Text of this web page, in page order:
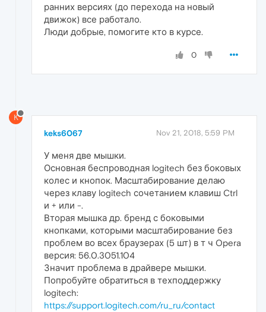
ранних версиях (до перехода на новый
движок) все работало.
Люди добрые, помогите кто в курсе.
0
K
keks6067 Nov 21, 2018, 5:59 PM
У меня две мышки.
Основная беспроводная logitech без боковых
колес и кнопок. Масштабирование делаю
через клаву logitech сочетанием клавиш Ctrl
и + или -.
Вторая мышка др. бренд с боковыми
кнопками, которыми масштабирование без
проблем во всех браузерах (5 шт) в т ч Opera
версия: 56.0.3051.104
Значит проблема в драйвере мышки.
Попробуйте обратиться в техподдержку
logitech:
https://support.logitech.com/ru_ru/contact